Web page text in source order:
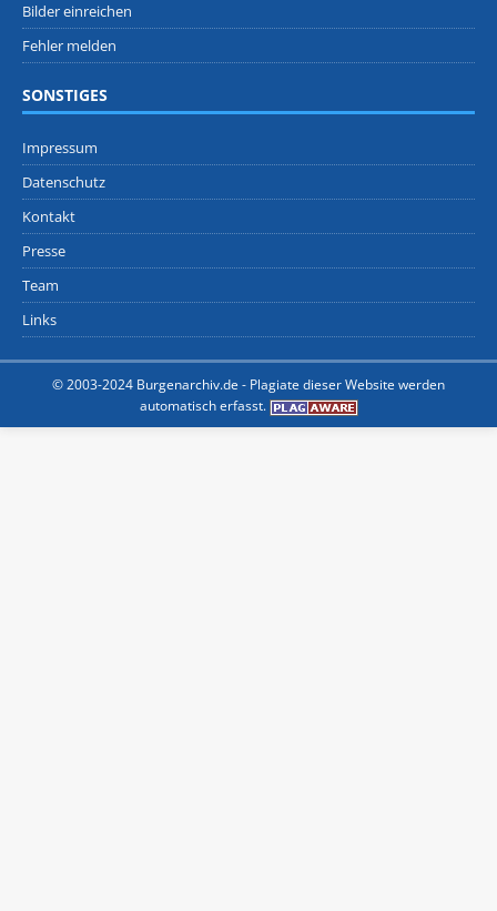
Bilder einreichen
Fehler melden
SONSTIGES
Impressum
Datenschutz
Kontakt
Presse
Team
Links
© 2003-2024 Burgenarchiv.de - Plagiate dieser Website werden
automatisch erfasst.